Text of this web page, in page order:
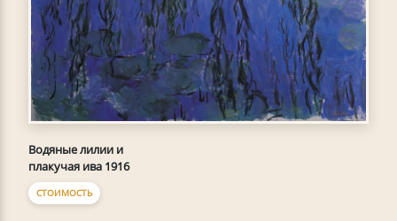
Водяные лилии и
плакучая ива 1916
СТОИМОСТЬ